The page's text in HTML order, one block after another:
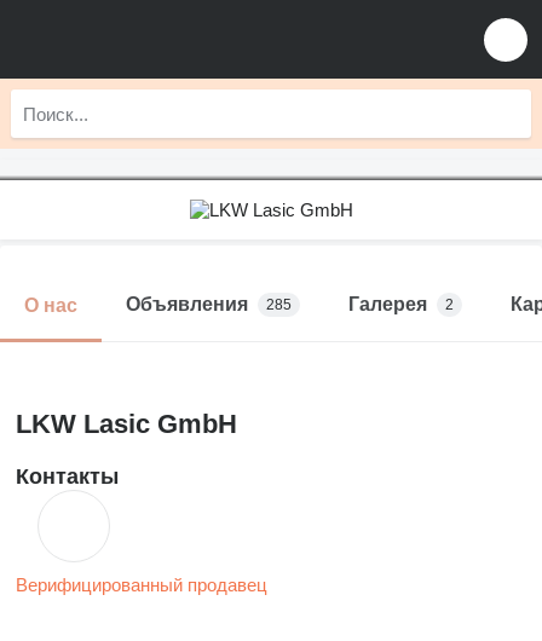
О нас Объявления 285 Галерея 2
LKW Lasic GmbH
Контакты
Верифицированный продавец